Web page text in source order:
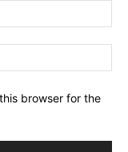
browser for the